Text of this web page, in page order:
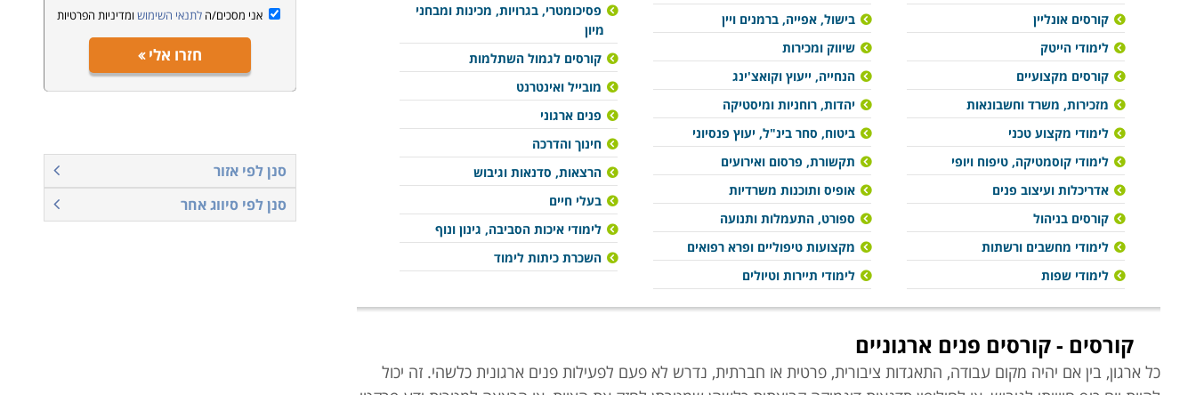
קורסים אונליין
לימודי הייטק
קורסים מקצועיים
מזכירות, משרד וחשבונאות
לימודי מקצוע טכני
לימודי קוסמטיקה, טיפוח ויופי
אדריכלות ועיצוב פנים
קורסים בניהול
לימודי מחשבים ורשתות
לימודי שפות
בישול, אפייה, ברמנים ויין
שיווק ומכירות
הנחייה, ייעוץ וקואצ'ינג
יהדות, רוחניות ומיסטיקה
ביטוח, סחר בינ"ל, יעוץ פנסיוני
תקשורת, פרסום ואירועים
אופיס ותוכנות משרדיות
ספורט, התעמלות ותנועה
מקצועות טיפוליים ופרא רפואים
לימודי תיירות וטיולים
פסיכומטרי, בגרויות, מכינות ומבחני
מיון
קורסים לגמול השתלמות
מובייל ואינטרנט
פנים ארגוני
חינוך והדרכה
הרצאות, סדנאות וגיבוש
בעלי חיים
לימודי איכות הסביבה, גינון ונוף
השכרת כיתות לימוד
קורסים - קורסים פנים ארגוניים
כל ארגון, בין אם יהיה מקום עבודה, התאגדות ציבורית, פרטית או חברתית, נדרש לא פעם לפעילות פנים ארגונית כלשהי. זה יכול
אני מסכים/הלתנאי השימוש ומדיניות הפרטיות
חזרו אלי
סנן לפי אזור
סנן לפי סיווג אחר